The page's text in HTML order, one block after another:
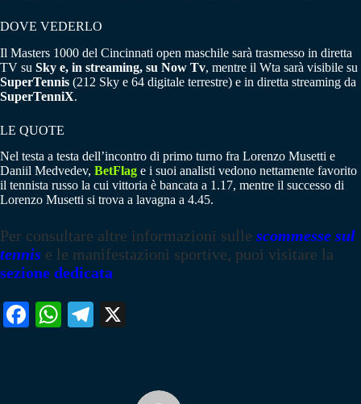
DOVE VEDERLO
Il Masters 1000 del Cincinnati open maschile sarà trasmesso in diretta
TV su Sky e, in streaming, su Now Tv, mentre il Wta sarà visibile su
SuperTennis (212 Sky e 64 digitale terrestre) e in diretta streaming da
SuperTenniX.
LE QUOTE
Nel testa a testa dell’incontro di primo turno fra Lorenzo Musetti e
Daniil Medvedev, BetFlag e i suoi analisti vedono nettamente favorito
il tennista russo la cui vittoria è bancata a 1.17, mentre il successo di
Lorenzo Musetti si trova a lavagna a 4.45.
Per consultare altre informazioni sulle scommesse sul
tennis e le manifestazioni sportive, puoi visitare la
sezione dedicata
Fa W
Te